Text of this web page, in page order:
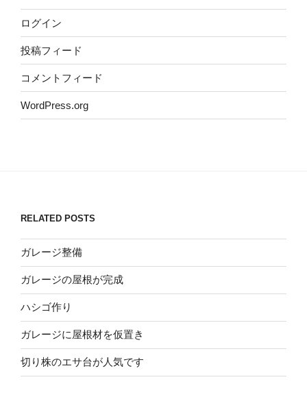
ログイン
投稿フィード
コメントフィード
WordPress.org
RELATED POSTS
ガレージ整備
ガレージの屋根が完成
ハシゴ作り
ガレージに屋根材を仮置き
切り株のエサ台が人気です